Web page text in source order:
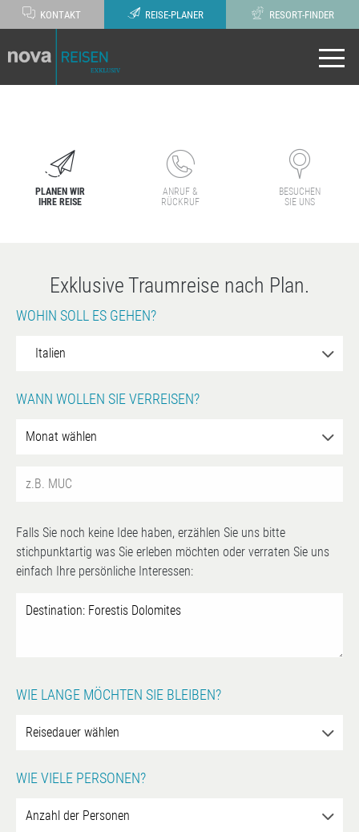
KONTAKT REISE-PLANER RESORT-FINDER
PLANEN WIR
IHRE REISE
ANRUF &
RÜCKRUF
BESUCHEN
SIE UNS
Exklusive Traumreise nach Plan.
WOHIN SOLL ES GEHEN?
WANN WOLLEN SIE VERREISEN?
Falls Sie noch keine Idee haben, erzählen Sie uns bitte
stichpunktartig was Sie erleben möchten oder verraten Sie uns
einfach Ihre persönliche Interessen:
WIE LANGE MÖCHTEN SIE BLEIBEN?
WIE VIELE PERSONEN?